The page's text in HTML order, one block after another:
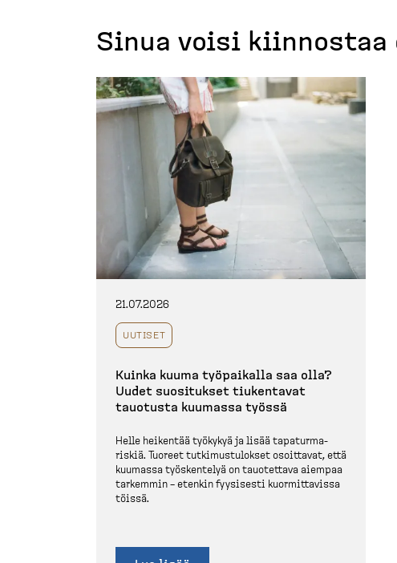
Sinua voisi kiinnostaa
21.07.2026
UUTISET
Kuinka kuuma työpaikalla saa olla?
Uudet suositukset tiukentavat
tauotusta kuumassa työssä
Helle heikentää työkykyä ja lisää tapatur­ma­
riskiä. Tuoreet tutkimus­tu­lokset osoittavat, että
kuumassa työskentelyä on tauotettava aiempaa
tarkemmin – etenkin fyysisesti kuormit­tavissa
töissä.